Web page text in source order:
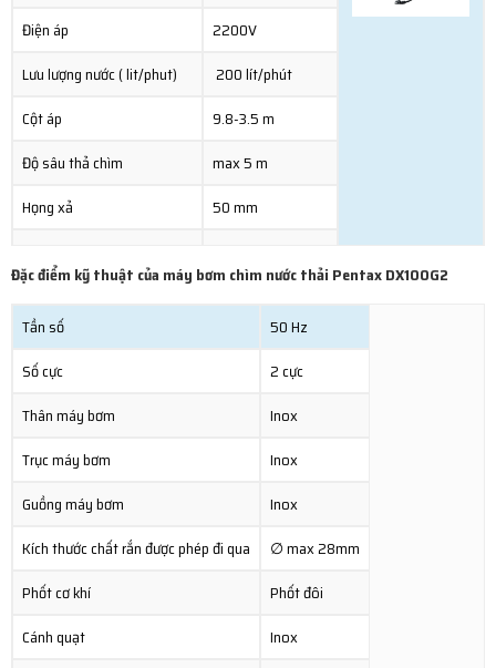
Điện áp
2200V
Lưu lượng nước ( lit/phut)
200 lít/phút
Cột áp
9.8-3.5 m
Độ sâu thả chìm
max 5 m
Họng xả
50 mm
Đặc điểm kỹ thuật của máy bơm chìm nước thải Pentax DX100G2
Tần số
50 Hz
Số cực
2 cực
Thân máy bơm
Inox
Trục máy bơm
Inox
Guồng máy bơm
Inox
Kích thước chất rắn được phép đi qua
∅ max 28mm
Phốt cơ khí
Phốt đôi
Cánh quạt
Inox